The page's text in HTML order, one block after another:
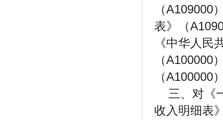
（A109000
表》（
《中华人民
（A100000
（A100000
三、对《
收入明细表